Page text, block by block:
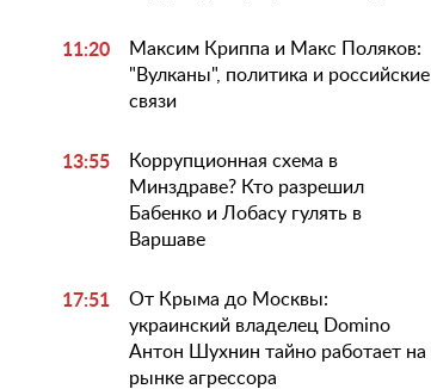
11:20
Максим Криппа и Макс Поляков:
"Вулканы", политика и российские
связи
13:55
Коррупционная схема в
Минздраве? Кто разрешил
Бабенко и Лобасу гулять в
Варшаве
17:51
От Крыма до Москвы:
украинский владелец Domino
Антон Шухнин тайно работает на
рынке агрессора